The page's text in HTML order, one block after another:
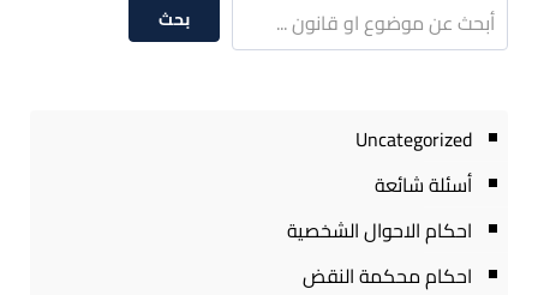
بحث
Uncategorized
أسئلة شائعة
احكام الاحوال الشخصية
احكام محكمة النقض